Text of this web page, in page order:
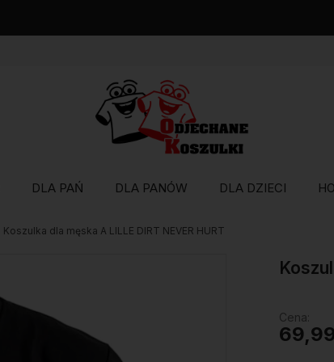
DLA PAŃ DLA PANÓW DLA DZIECI
Koszulka dla męska A LILLE DIRT NEVER HURT
Cena: